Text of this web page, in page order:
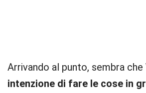
Arrivando al punto, sembra
intenzione di fare le cose in